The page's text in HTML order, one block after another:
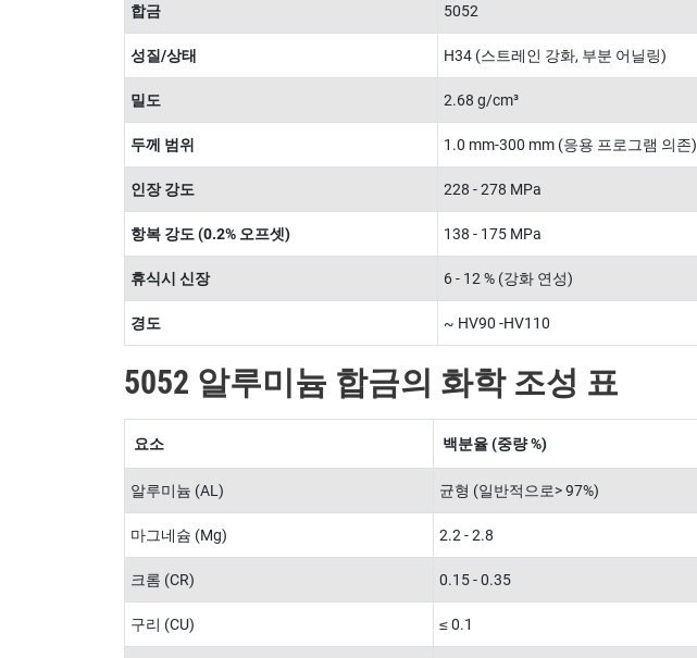
합금 5052
성질/상태 H34 (스트레인 강화, 부분 어닐링)
밀도 2.68 g/cm³
두께 범위 1.0 mm-300 mm (응용 프로그램 의존)
인장 강도 228 - 278 MPa
항복 강도 (0.2% 오프셋) 138 - 175 MPa
휴식시 신장 6 - 12 % (강화 연성)
경도 ~ HV90 -HV110
5052 알루미늄 합금의 화학 조성 표
요소 백분율 (중량 %)
알루미늄 (AL) 균형 (일반적으로> 97%)
마그네슘 (Mg) 2.2 - 2.8
크롬 (CR) 0.15 - 0.35
구리 (CU) ≤ 0.1